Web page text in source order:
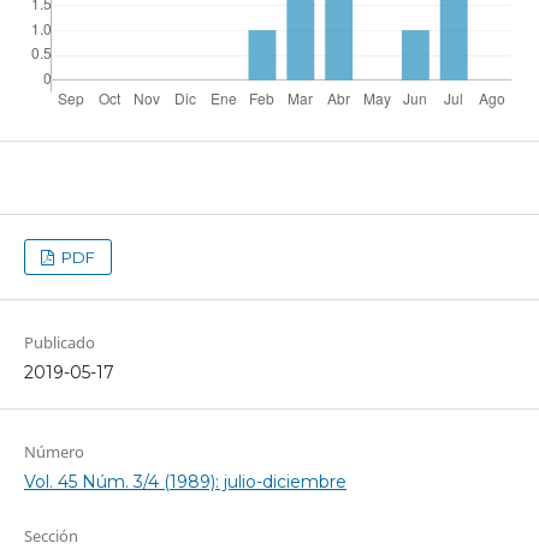
PDF
Publicado
2019-05-17
Número
Vol. 45 Núm. 3/4 (1989): julio-diciembre
Sección